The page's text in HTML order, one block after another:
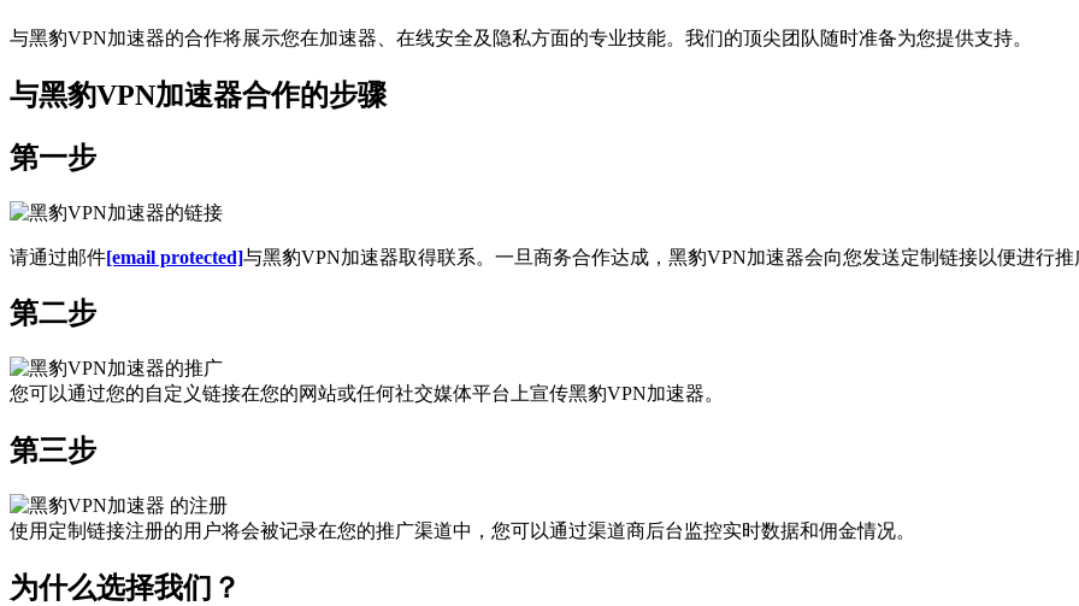
与黑豹VPN加速器的合作将展示您在加速器、在线安全及隐私方面的专业技能。我们的顶尖团队随时准备为您提供支持。
与黑豹VPN加速器合作的步骤
第一步
请通过邮件[email protected]与黑豹VPN加速器取得联系。一旦商务合作达成，黑豹VPN加速器会向您发送定制链接以便进行推
第二步
您可以通过您的自定义链接在您的网站或任何社交媒体平台上宣传黑豹VPN加速器。
第三步
使用定制链接注册的用户将会被记录在您的推广渠道中，您可以通过渠道商后台监控实时数据和佣金情况。
为什么选择我们？